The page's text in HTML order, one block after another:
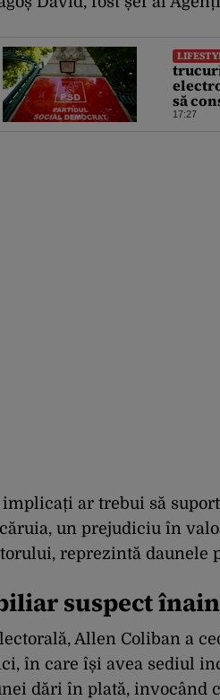
să
și să
17:27
ar trebui să
un prejudiciu în
reprezintă daunele
suspect
Allen Coliban a
în care își avea sediul
dări în plată, invocând